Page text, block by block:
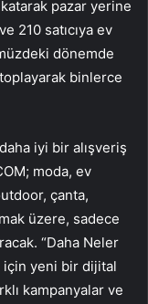
pazar yerine
210 satıcıya ev
dönemde
toplayarak binlerce
iyi bir alışveriş
moda, ev
çanta,
üzere, sadece
“Daha Neler
için yeni bir dijital
kampanyalar ve